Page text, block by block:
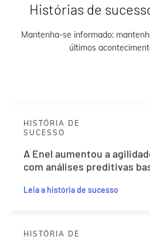
Histórias de
Mantenha-se informado:
últimos
HISTÓRIA DE
SUCESSO
A Enel aumentou a
com análises preditivas
Leia a história de sucesso
HISTÓRIA DE